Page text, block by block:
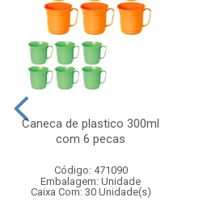
Caneca de plastico 300ml
com 6 pecas
Código: 471090
Embalagem: Unidade
Caixa Com: 30 Unidade(s)